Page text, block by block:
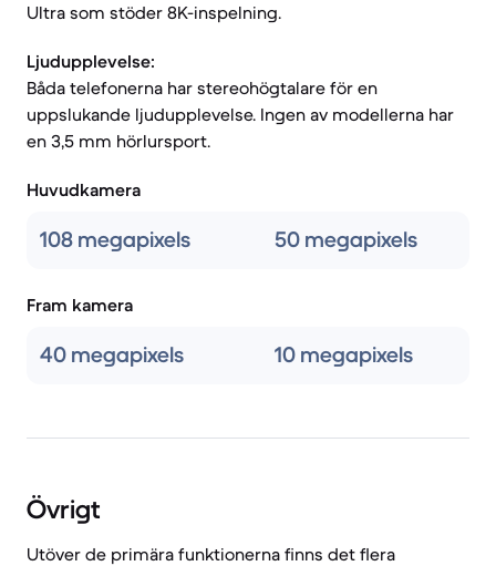
Ultra som stöder 8K-inspelning.
Ljudupplevelse:
Båda telefonerna har stereohögtalare för en
uppslukande ljudupplevelse. Ingen av modellerna har
en 3,5 mm hörlursport.
Huvudkamera
108 megapixels 50 megapixels
Fram kamera
40 megapixels 10 megapixels
Övrigt
Utöver de primära funktionerna finns det flera